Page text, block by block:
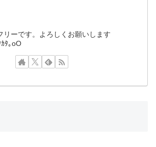
リーです。よろしくお願いします
ﾀ｡oO